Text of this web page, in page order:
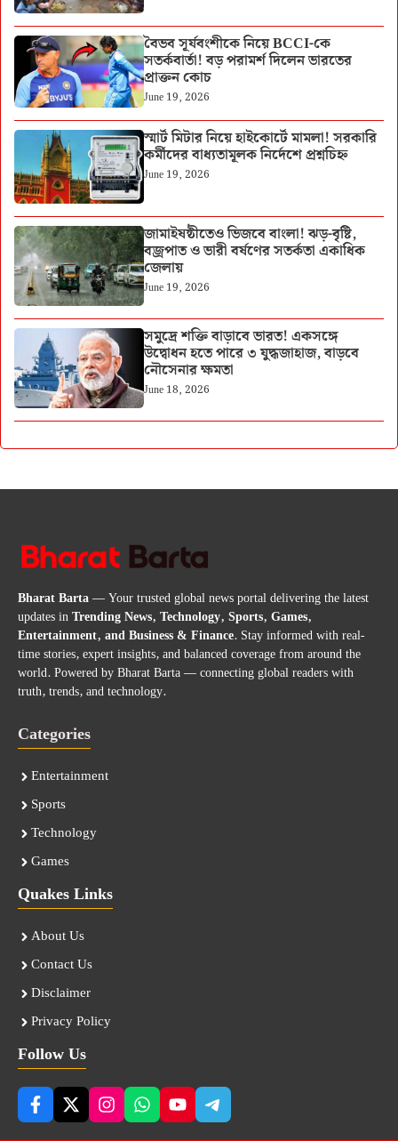
বৈভব সূর্যবংশীকে নিয়ে BCCI-কে
সতর্কবার্তা! বড় পরামর্শ দিলেন ভারতের
প্রাক্তন কোচ
June 19, 2026
স্মার্ট মিটার নিয়ে হাইকোর্টে মামলা! সরকারি
কর্মীদের বাধ্যতামূলক নির্দেশে প্রশ্নচিহ্ন
June 19, 2026
জামাইষষ্ঠীতেও ভিজবে বাংলা! ঝড়-বৃষ্টি,
বজ্রপাত ও ভারী বর্ষণের সতর্কতা একাধিক
জেলায়
June 19, 2026
সমুদ্রে শক্তি বাড়াবে ভারত! একসঙ্গে
উদ্বোধন হতে পারে ৩ যুদ্ধজাহাজ, বাড়বে
নৌসেনার ক্ষমতা
June 18, 2026
Bharat Barta— Your trusted global news portal delivering the latest
updates inTrending News, Technology, Sports, Games,
Entertainment, and Business & Finance. Stay informed with real-
time stories, expert insights, and balanced coverage from around the
world. Powered by Bharat Barta — connecting global readers with
truth, trends, and technology.
Categories
Entertainment
Sports
Technology
Games
Quakes Links
About Us
Contact Us
Disclaimer
Privacy Policy
Follow Us